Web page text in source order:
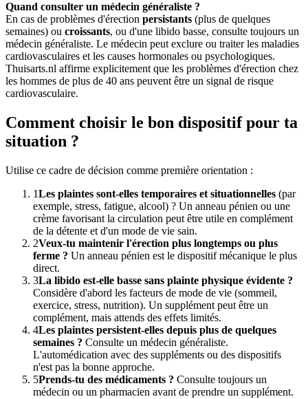
Quand consulter un médecin généraliste ?
En cas de problèmes d'érection persistants (plus de quelques
semaines) ou croissants, ou d'une libido basse, consulte toujours un
médecin généraliste. Le médecin peut exclure ou traiter les maladies
cardiovasculaires et les causes hormonales ou psychologiques.
Thuisarts.nl affirme explicitement que les problèmes d'érection chez
les hommes de plus de 40 ans peuvent être un signal de risque
cardiovasculaire.
Comment choisir le bon dispositif pour ta
situation ?
Utilise ce cadre de décision comme première orientation :
1Les plaintes sont-elles temporaires et situationnelles (par
exemple, stress, fatigue, alcool) ? Un anneau pénien ou une
crème favorisant la circulation peut être utile en complément
de la détente et d'un mode de vie sain.
2Veux-tu maintenir l'érection plus longtemps ou plus
ferme ? Un anneau pénien est le dispositif mécanique le plus
direct.
3La libido est-elle basse sans plainte physique évidente ?
Considère d'abord les facteurs de mode de vie (sommeil,
exercice, stress, nutrition). Un supplément peut être un
complément, mais attends des effets limités.
4Les plaintes persistent-elles depuis plus de quelques
semaines ? Consulte un médecin généraliste.
L'automédication avec des suppléments ou des dispositifs
n'est pas la bonne approche.
5Prends-tu des médicaments ? Consulte toujours un
médecin ou un pharmacien avant de prendre un supplément.